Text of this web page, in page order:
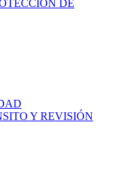
DE
Y REVISIÓN